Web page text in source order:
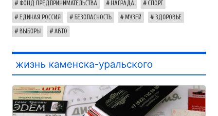
ФОНД ПРЕДПРИНИМАТЕЛЬСТВА НАГРАДА СПОРТ
ЕДИНАЯ РОССИЯ БЕЗОПАСНОСТЬ МУЗЕЙ ЗДОРОВЬЕ
ВЫБОРЫ АВТО
жизнь каменска-уральского